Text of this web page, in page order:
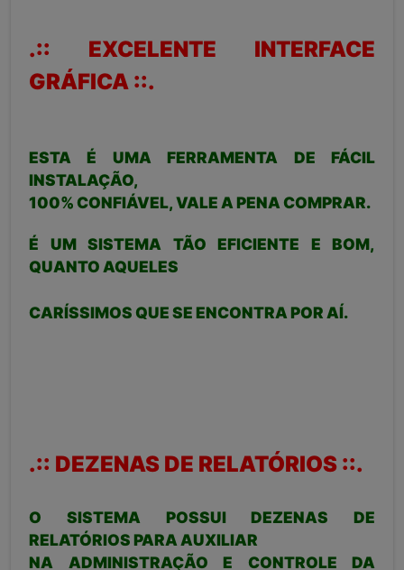
.:: EXCELENTE INTERFACE
GRÁFICA ::.
ESTA É UMA FERRAMENTA DE FÁCIL
INSTALAÇÃO,
100% CONFIÁVEL, VALE A PENA COMPRAR.
É UM SISTEMA TÃO EFICIENTE E BOM,
QUANTO AQUELES
CARÍSSIMOS QUE SE ENCONTRA POR AÍ.
.:: DEZENAS DE RELATÓRIOS ::.
O SISTEMA POSSUI DEZENAS DE
RELATÓRIOS PARA AUXILIAR
NA ADMINISTRAÇÃO E CONTROLE DA